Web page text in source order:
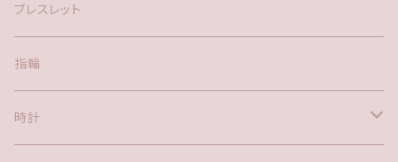
アメリカン
ポスト
ブレスレット
指輪
時計